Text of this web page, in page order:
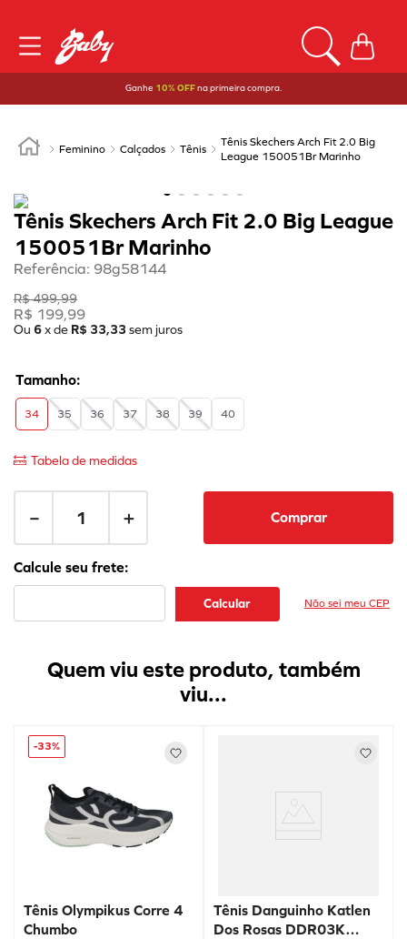
Ganhe 10% OFFna primeira compra.
Feminino Calçados Tênis
Tênis Skechers Arch Fit 2.0 Big
League 150051Br Marinho
Tênis Skechers Arch Fit 2.0 Big League
150051Br Marinho
Referência: 98g58144
R$499,99
R$ 199,99
Ou 6x de R$ 33,33 sem juros
34 35 36 37 38 39 40
Tabela de medidas
＋
－ Comprar
Não sei meu CEP
Quem viu este produto, também
viu...
-33%
Tênis Olympikus Corre 4
Chumbo
Tênis Danguinho Katlen
Dos Rosas DDR03K